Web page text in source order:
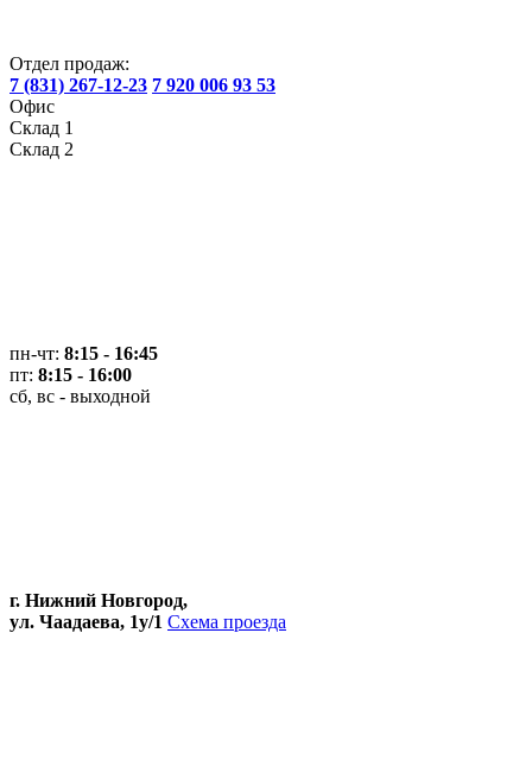
Отдел продаж:
7 (831) 267-12-23 7 920 006 93 53
Офис
Склад 1
Склад 2
пн-чт: 8:15 - 16:45
пт: 8:15 - 16:00
сб, вс - выходной
г. Нижний Новгород,
ул. Чаадаева, 1у/1 Схема проезда